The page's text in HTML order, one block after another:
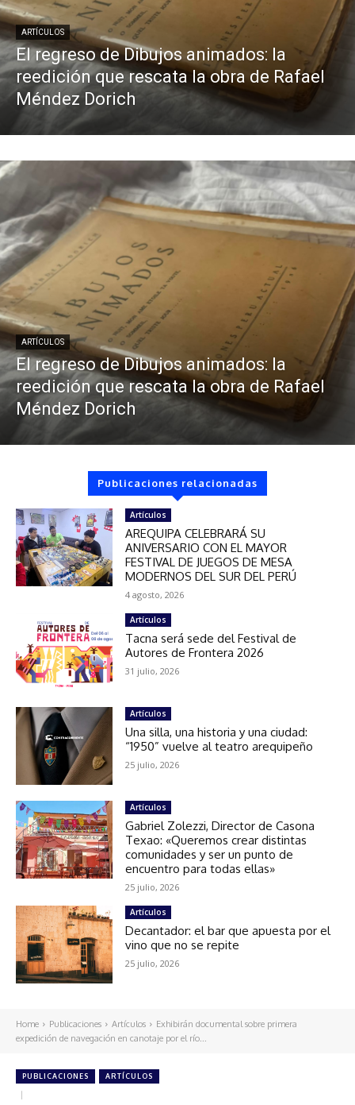
ARTÍCULOS
El regreso de Dibujos animados: la
reedición que rescata la obra de Rafael
Méndez Dorich
ARTÍCULOS
El regreso de Dibujos animados: la
reedición que rescata la obra de Rafael
Méndez Dorich
Publicaciones relacionadas
Artículos
AREQUIPA CELEBRARÁ SU
ANIVERSARIO CON EL MAYOR
FESTIVAL DE JUEGOS DE MESA
MODERNOS DEL SUR DEL PERÚ
4 agosto, 2026
Artículos
Tacna será sede del Festival de
Autores de Frontera 2026
31 julio, 2026
Artículos
Una silla, una historia y una ciudad:
“1950” vuelve al teatro arequipeño
25 julio, 2026
Artículos
Gabriel Zolezzi, Director de Casona
Texao: «Queremos crear distintas
comunidades y ser un punto de
encuentro para todas ellas»
25 julio, 2026
Artículos
Decantador: el bar que apuesta por el
vino que no se repite
25 julio, 2026